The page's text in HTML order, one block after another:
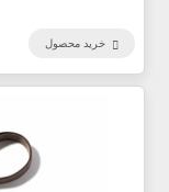
خرید محصول